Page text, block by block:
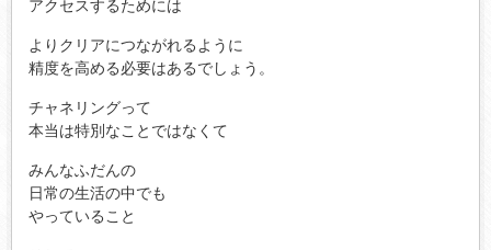
アクセスするためには
よりクリアにつながれるように
精度を高める必要はあるでしょう。
チャネリングって
本当は特別なことではなくて
みんなふだんの
日常の生活の中でも
やっていること